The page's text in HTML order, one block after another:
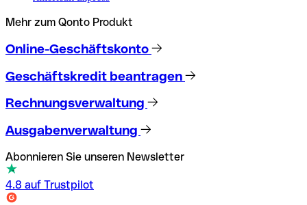
Mehr zum Qonto Produkt
Online-Geschäftskonto
Geschäftskredit beantragen
Rechnungsverwaltung
Ausgabenverwaltung
Abonnieren Sie unseren Newsletter
4.8 auf Trustpilot